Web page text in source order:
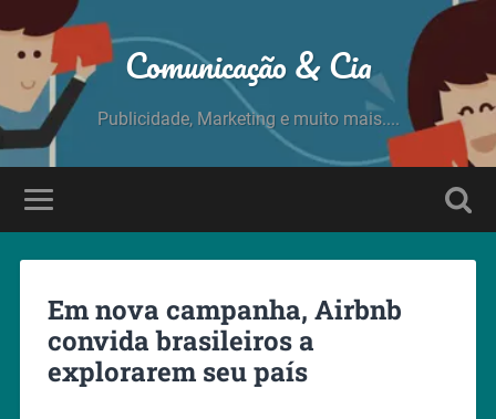
Comunicação & Cia
Publicidade, Marketing e muito mais....
Em nova campanha, Airbnb
convida brasileiros a
explorarem seu país